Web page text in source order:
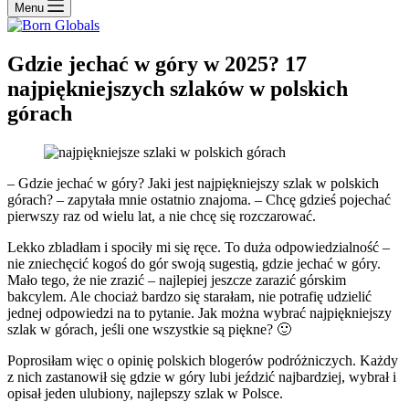
Menu
Gdzie jechać w góry w 2025? 17
najpiękniejszych szlaków w polskich
górach
– Gdzie jechać w góry? Jaki jest najpiękniejszy szlak w polskich
górach? – zapytała mnie ostatnio znajoma. – Chcę gdzieś pojechać
pierwszy raz od wielu lat, a nie chcę się rozczarować.
Lekko zbladłam i spociły mi się ręce. To duża odpowiedzialność –
nie zniechęcić kogoś do gór swoją sugestią, gdzie jechać w góry.
Mało tego, że nie zrazić – najlepiej jeszcze zarazić górskim
bakcylem. Ale chociaż bardzo się starałam, nie potrafię udzielić
jednej odpowiedzi na to pytanie. Jak można wybrać najpiękniejszy
szlak w górach, jeśli one wszystkie są piękne? 🙂
Poprosiłam więc o opinię polskich blogerów podróżniczych. Każdy
z nich zastanowił się gdzie w góry lubi jeździć najbardziej, wybrał i
opisał jeden ulubiony, najlepszy szlak w Polsce.